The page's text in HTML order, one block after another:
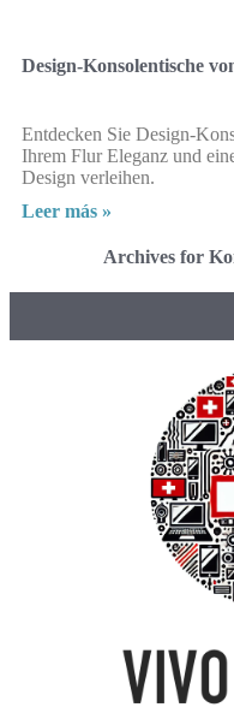
Design-Konsolentische
Entdecken Sie Design-
Ihrem Flur Eleganz und
Design verleihen.
Leer más »
Archives for